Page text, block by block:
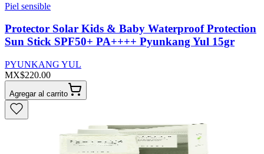
Piel sensible
Protector Solar Kids & Baby Waterproof Protection
Sun Stick SPF50+ PA++++ Pyunkang Yul 15gr
PYUNKANG YUL
MX$220.00
Agregar al carrito